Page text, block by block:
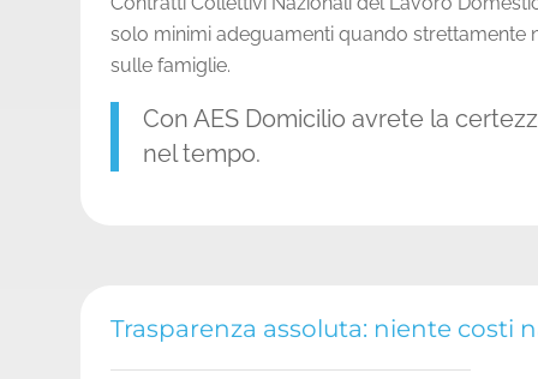
solo minimi adeguamenti quando strettamente
sulle famiglie.
Con AES Domicilio avrete la
nel tempo.
Trasparenza assoluta: niente costi